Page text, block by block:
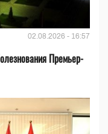
02.08.2026 - 16:57
Премьер-